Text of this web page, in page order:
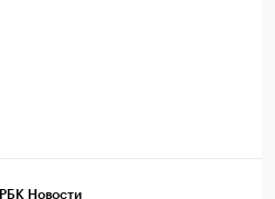
РБК Новости